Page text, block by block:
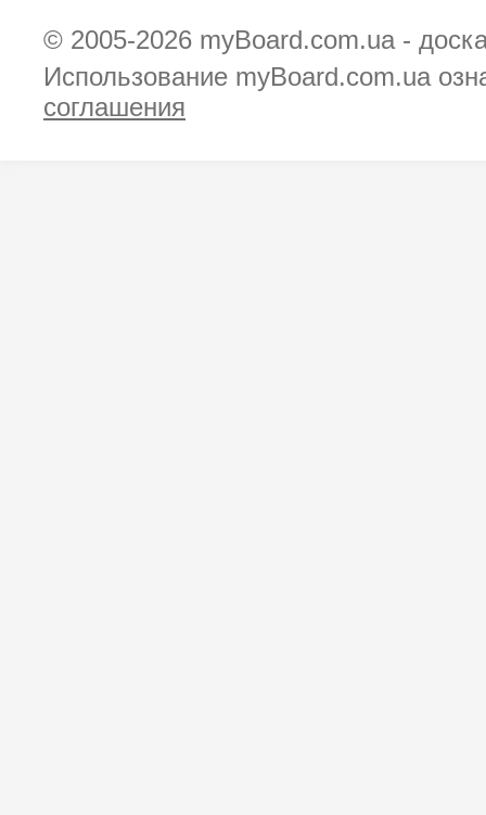
© 2005-2026 myBoard.com.ua -
Использование myBoard.com.ua
соглашения